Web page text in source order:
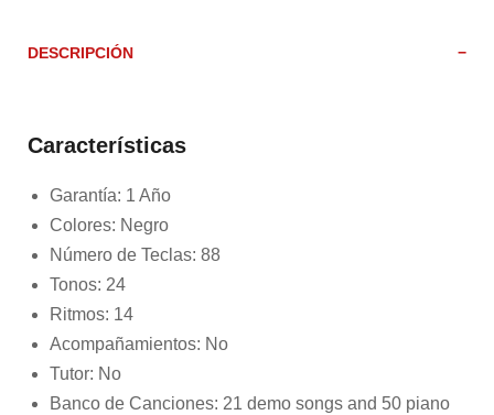
DESCRIPCIÓN
Características
Garantía: 1 Año
Colores: Negro
Número de Teclas: 88
Tonos: 24
Ritmos: 14
Acompañamientos: No
Tutor: No
Banco de Canciones: 21 demo songs and 50 piano